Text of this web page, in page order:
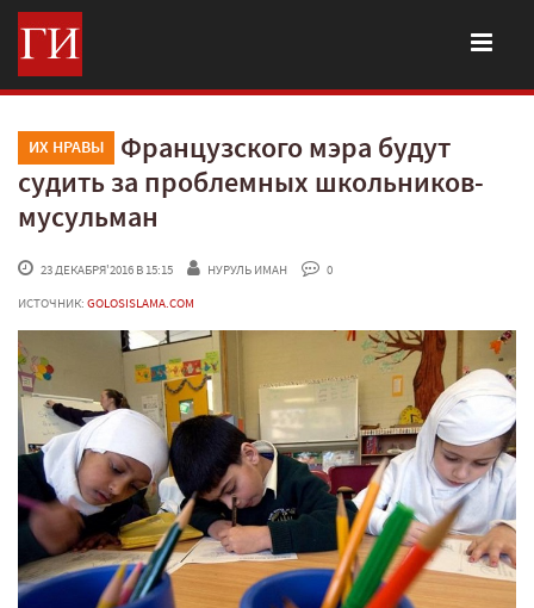
ИХ НРАВЫ
Французского мэра будут
судить за проблемных школьников-
мусульман
23 ДЕКАБРЯ'2016 В 15:15 НУРУЛЬ ИМАН
0
ИСТОЧНИК: GOLOSISLAMA.COM